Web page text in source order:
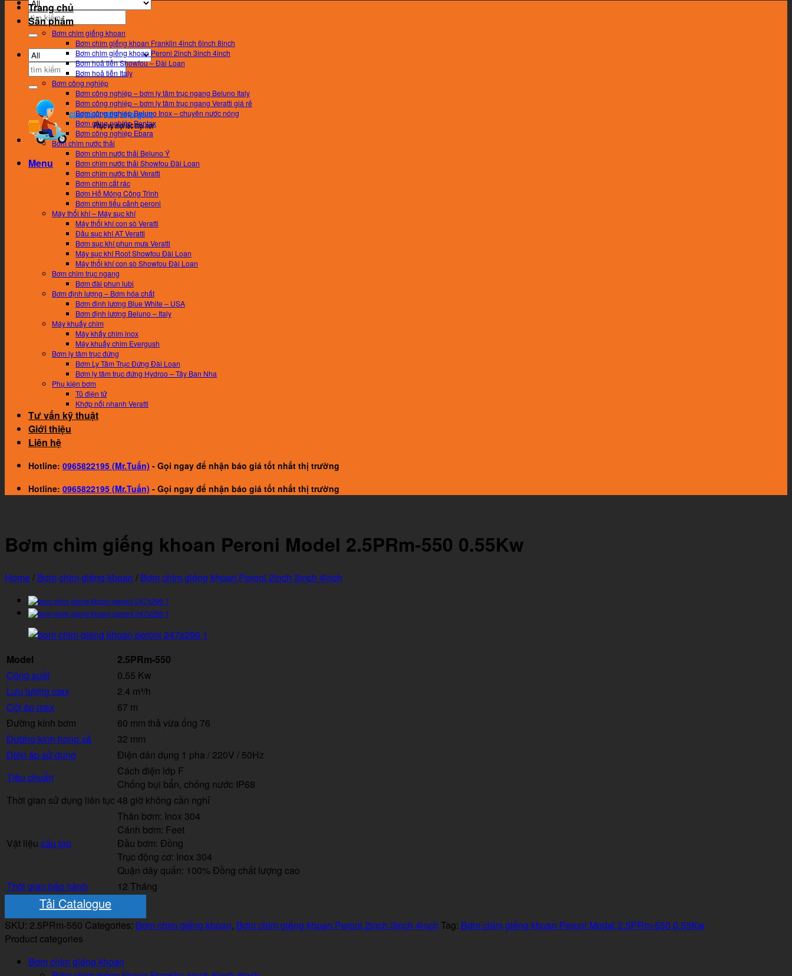
Search
for:
Search
Menu
Trang chủ
Sản phẩm
Bơm chìm giếng khoan
Bơm chìm giếng khoan Franklin 4inch 6inch 8inch
Bơm chìm giếng khoan Peroni 2inch 3inch 4inch
Bơm hoả tiễn Showfou – Đài Loan
Bơm hoả tiễn Italy
Bơm công nghiệp
Bơm công nghiệp – bơm ly tâm trục ngang Beluno Italy
Bơm công nghiệp – bơm ly tâm trục ngang Veratti giá rẻ
Bơm công nghiệp Beluno Inox – chuyên nước nóng
Bơm công nghiệp Pentax
Bơm công nghiệp Ebara
Bơm chìm nước thải
Bơm chìm nước thải Beluno Ý
Bơm chìm nước thải Showfou Đài Loan
Bơm chìm nước thải Veratti
Bơm chìm cắt rác
Bơm Hố Móng Công Trình
Bơm chìm tiểu cảnh peroni
Máy thổi khí – Máy sục khí
Máy thổi khí con sò Veratti
Đầu sục khí AT Veratti
Bơm sục khí phun mưa Veratti
Máy sục khí Root Showfou Đài Loan
Máy thổi khí con sò Showfou Đài Loan
Bơm chìm trục ngang
Bơm đài phun lubi
Bơm định lượng – Bơm hóa chất
Bơm đinh lương Blue White – USA
Bơm định lương Beluno – Italy
Máy khuấy chìm
Máy khấy chìm inox
Máy khuấy chìm Evergush
Bơm ly tâm trục đứng
Bơm Ly Tâm Trục Đứng Đài Loan
Bơm ly tâm trục đứng Hydroo – Tây Ban Nha
Phụ kiện bơm
Tủ điện tử
Khớp nối nhanh Veratti
Tư vấn kỹ thuật
Giới thiệu
Liên hệ
Hotline: 0965822195 (Mr.Tuấn) - Gọi ngay để nhận báo giá tốt nhất thị trường
Hotline: 0965822195 (Mr.Tuấn) - Gọi ngay để nhận báo giá tốt nhất thị trường
Bơm chìm giếng khoan Peroni Model 2.5PRm-550 0.55Kw
Home/ Bơm chìm giếng khoan / Bơm chìm giếng khoan Peroni 2inch 3inch 4inch
Model
2.5PRm-550
Công suất
0.55 Kw
Lưu lượng max
2.4 m³/h
Cột áp max
67 m
Đường kính bơm
60 mm thả vừa ống 76
Đường kính họng xả
32 mm
Điện áp sử dụng
Điện dân dụng 1 pha / 220V / 50Hz
Tiêu chuẩn
Cách điện lớp F
Chống bụi bẩn, chống nước IP68
Thời gian sử dụng liên tục 48 giờ không cần nghỉ
Vật liệu cấu tạo
Thân bơm: Inox 304
Cánh bơm: Feet
Đầu bơm: Đồng
Trục động cơ: Inox 304
Quận dây quấn: 100% Đồng chất lượng cao
Thời gian bảo hành
12 Tháng
Tải Catalogue
SKU: 2.5PRm-550 Categories: Bơm chìm giếng khoan, Bơm chìm giếng khoan Peroni 2inch 3inch 4inch Tag: Bơm chìm giếng khoan Peroni Model 2.5PRm-550 0.55Kw
Product categories
Bơm chìm giếng khoan